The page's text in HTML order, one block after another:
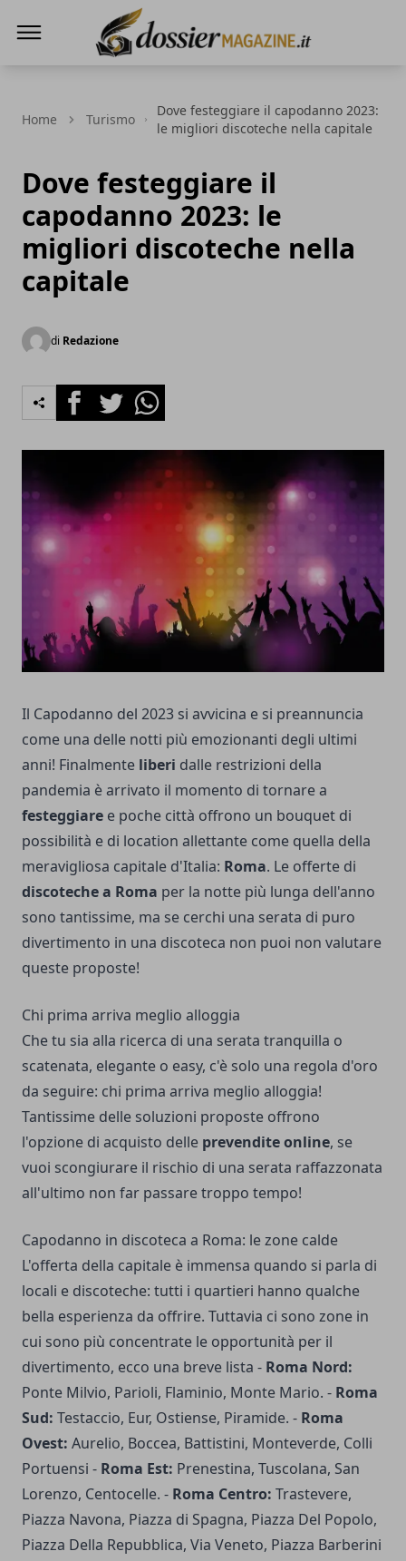
Home Turismo
Dove festeggiare il capodanno 2023:
le migliori discoteche nella capitale
Dove festeggiare il
capodanno 2023: le
migliori discoteche nella
capitale
di Redazione
FacebookTwitterWhatsapp
Il Capodanno del 2023 si avvicina e si preannuncia
come una delle notti più emozionanti degli ultimi
anni! Finalmente liberi dalle restrizioni della
pandemia è arrivato il momento di tornare a
festeggiare e poche città offrono un bouquet di
possibilità e di location allettante come quella della
meravigliosa capitale d'Italia: Roma. Le offerte di
discoteche a Roma per la notte più lunga dell'anno
sono tantissime, ma se cerchi una serata di puro
divertimento in una discoteca non puoi non valutare
queste proposte!
Chi prima arriva meglio alloggia
Che tu sia alla ricerca di una serata tranquilla o
scatenata, elegante o easy, c'è solo una regola d'oro
da seguire: chi prima arriva meglio alloggia!
Tantissime delle soluzioni proposte offrono
l'opzione di acquisto delle prevendite online, se
vuoi scongiurare il rischio di una serata raffazzonata
all'ultimo non far passare troppo tempo!
Capodanno in discoteca a Roma: le zone calde
L'offerta della capitale è immensa quando si parla di
locali e discoteche: tutti i quartieri hanno qualche
bella esperienza da offrire. Tuttavia ci sono zone in
cui sono più concentrate le opportunità per il
divertimento, ecco una breve lista - Roma Nord:
Ponte Milvio, Parioli, Flaminio, Monte Mario. - Roma
Sud: Testaccio, Eur, Ostiense, Piramide. - Roma
Ovest: Aurelio, Boccea, Battistini, Monteverde, Colli
Portuensi - Roma Est: Prenestina, Tuscolana, San
Lorenzo, Centocelle. - Roma Centro: Trastevere,
Piazza Navona, Piazza di Spagna, Piazza Del Popolo,
Piazza Della Repubblica, Via Veneto, Piazza Barberini